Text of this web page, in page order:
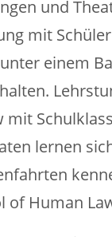
und
mit
einem
mit
lernen
Human